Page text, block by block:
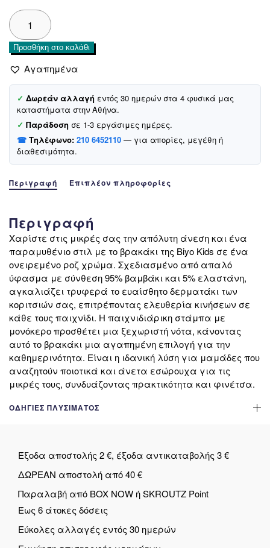
Biyo
Kids
βρακάκι
«Sweet
Unicorn»
ποσότητα
Προσθήκη στο καλάθι
Αγαπημένα
✓ Δωρεάν αλλαγή εντός 30 ημερών στα 4 φυσικά μας
καταστήματα στην Αθήνα.
✓ Παράδοση σε 1-3 εργάσιμες ημέρες.
☎ Τηλέφωνο: 210 6452110 — για απορίες, μεγέθη ή
διαθεσιμότητα.
Περιγραφή Επιπλέον πληροφορίες
Περιγραφή
Χαρίστε στις μικρές σας την απόλυτη άνεση και ένα
παραμυθένιο στιλ με το βρακάκι της Biyo Kids σε ένα
ονειρεμένο ροζ χρώμα. Σχεδιασμένο από απαλό
ύφασμα με σύνθεση 95% βαμβάκι και 5% ελαστάνη,
αγκαλιάζει τρυφερά το ευαίσθητο δερματάκι των
κοριτσιών σας, επιτρέποντας ελευθερία κινήσεων σε
κάθε τους παιχνίδι. Η παιχνιδιάρικη στάμπα με
μονόκερο προσθέτει μια ξεχωριστή νότα, κάνοντας
αυτό το βρακάκι μια αγαπημένη επιλογή για την
καθημερινότητα. Είναι η ιδανική λύση για μαμάδες που
αναζητούν ποιοτικά και άνετα εσώρουχα για τις
μικρές τους, συνδυάζοντας πρακτικότητα και φινέτσα.
ΟΔΗΓΊΕΣ ΠΛΥΣΊΜΑΤΟΣ
Έξοδα αποστολής 2 €, έξοδα αντικαταβολής 3 €
ΔΩΡΕΑΝ αποστολή από 40 €
Παραλαβή από BOX NOW ή SKROUTZ Point
Έως 6 άτοκες δόσεις
Εύκολες αλλαγές εντός 30 ημερών